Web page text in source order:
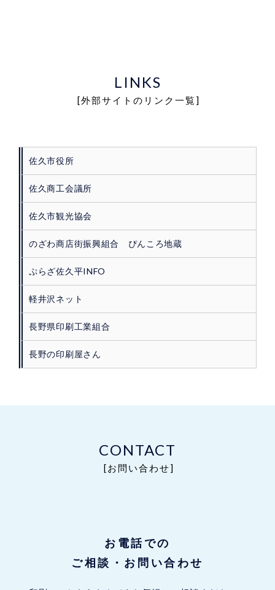
LINKS
[外部サイトのリンク一覧]
佐久市役所
佐久商工会議所
佐久市観光協会
のざわ商店街振興組合 ぴんころ地蔵
ぷらざ佐久平INFO
軽井沢ネット
長野県印刷工業組合
長野の印刷屋さん
CONTACT
[お問い合わせ]
お電話での
ご相談・お問い合わせ